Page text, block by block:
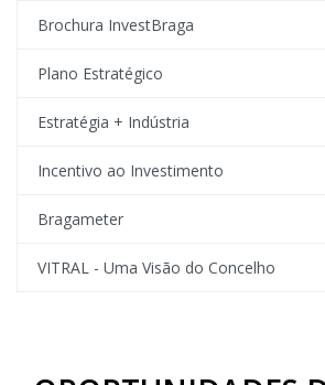
Brochura InvestBraga
Plano Estratégico
Estratégia + Indústria
Incentivo ao Investimento
Bragameter
VITRAL - Uma Visão do Concelho